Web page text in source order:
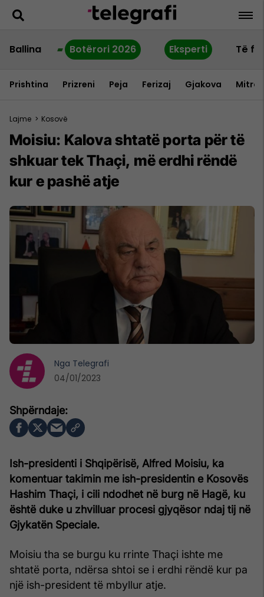
Ballina Botërori 2026 Eksperti Të
Prishtina Prizreni Peja Ferizaj Gjakova
Lajme > Kosovë
Moisiu: Kalova shtatë porta për të
shkuar tek Thaçi, më erdhi rëndë
kur e pashë atje
Ish-presidenti i Shqipërisë, Alfred Moisiu, ka
komentuar takimin me ish-presidentin e Kosovës
Hashim Thaçi, i cili ndodhet në burg në Hagë, ku
është duke u zhvilluar procesi gjyqësor ndaj tij në
Gjykatën Speciale.
Moisiu tha se burgu ku rrinte Thaçi ishte me
shtatë porta, ndërsa shtoi se i erdhi rëndë kur pa
një ish-president të mbyllur atje.
Nga Telegrafi
04/01/2023